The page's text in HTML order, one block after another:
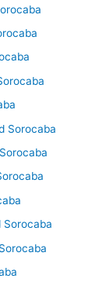
Sorocaba
Sorocaba